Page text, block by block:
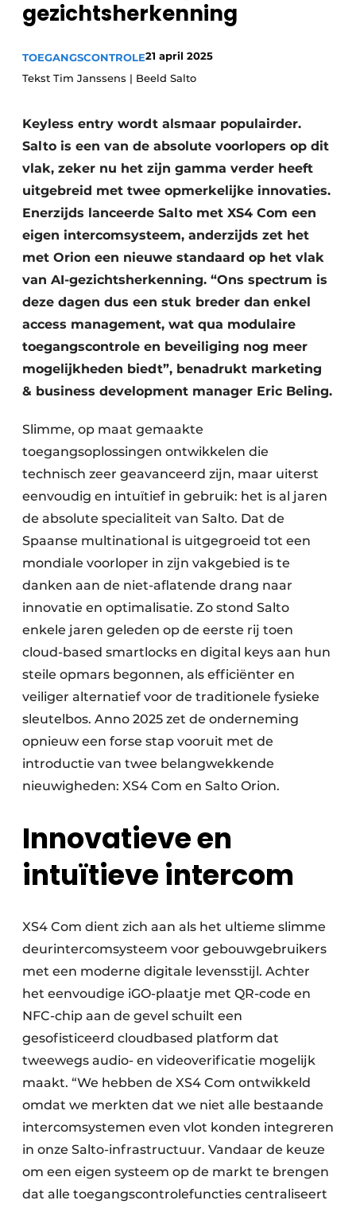
Vacature aanmelden
Video’s
Bedrijven
Bedrijven
Beton & Staalbouw
BIM
Evenementen
Dak & Gevel
Houtbouw
HVAC
Interieurarchitectuur
Keukens
Renovatie
Software
Toegangscontrole
Veiligheid & Opleiding
Zonwering
gezichtsherkenning
TOEGANGSCONTROLE21 april 2025
Tekst Tim Janssens | Beeld Salto
Keyless entry wordt alsmaar populairder.
Salto is een van de absolute voorlopers op dit
vlak, zeker nu het zijn gamma verder heeft
uitgebreid met twee opmerkelijke innovaties.
Enerzijds lanceerde Salto met XS4 Com een
eigen intercomsysteem, anderzijds zet het
met Orion een nieuwe standaard op het vlak
van AI-gezichtsherkenning. “Ons spectrum is
deze dagen dus een stuk breder dan enkel
access management, wat qua modulaire
toegangscontrole en beveiliging nog meer
mogelijkheden biedt”, benadrukt marketing
& business development manager Eric Beling.
Slimme, op maat gemaakte
toegangsoplossingen ontwikkelen die
technisch zeer geavanceerd zijn, maar uiterst
eenvoudig en intuïtief in gebruik: het is al jaren
de absolute specialiteit van Salto. Dat de
Spaanse multinational is uitgegroeid tot een
mondiale voorloper in zijn vakgebied is te
danken aan de niet-aflatende drang naar
innovatie en optimalisatie. Zo stond Salto
enkele jaren geleden op de eerste rij toen
cloud-based smartlocks en digital keys aan hun
steile opmars begonnen, als efficiënter en
veiliger alternatief voor de traditionele fysieke
sleutelbos. Anno 2025 zet de onderneming
opnieuw een forse stap vooruit met de
introductie van twee belangwekkende
nieuwigheden: XS4 Com en Salto Orion.
Innovatieve en
intuïtieve intercom
XS4 Com dient zich aan als het ultieme slimme
deurintercomsysteem voor gebouwgebruikers
met een moderne digitale levensstijl. Achter
het eenvoudige iGO-plaatje met QR-code en
NFC-chip aan de gevel schuilt een
gesofisticeerd cloudbased platform dat
tweewegs audio- en videoverificatie mogelijk
maakt. “We hebben de XS4 Com ontwikkeld
omdat we merkten dat we niet alle bestaande
intercomsystemen even vlot konden integreren
in onze Salto-infrastructuur. Vandaar de keuze
om een eigen systeem op de markt te brengen
dat alle toegangscontrolefuncties centraliseert